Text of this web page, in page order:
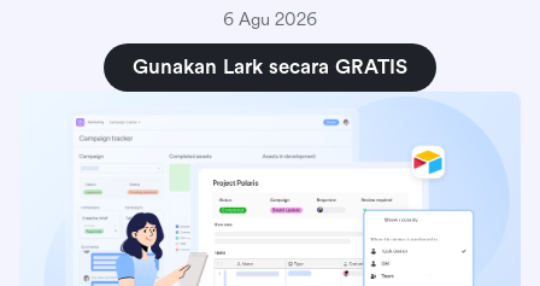
6 Agu 2026
Gunakan Lark secara GRATIS